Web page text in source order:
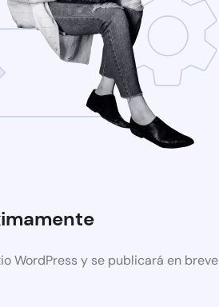
WordPress y se publicará en breve